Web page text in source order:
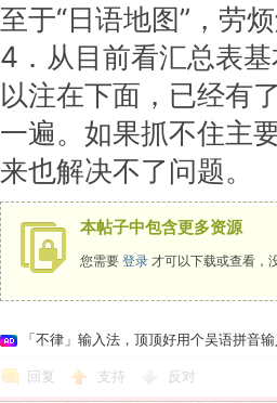
至于“日语地图”，劳
4．从目前看汇总表
以注在下面，已经有
一遍。如果抓不住主
来也解决不了问题。
本帖子中包含更多资源
您需要 登录 才可以下载或查看，
「不律」输入法，顶顶好用个吴语拼音
回复 支持 反对